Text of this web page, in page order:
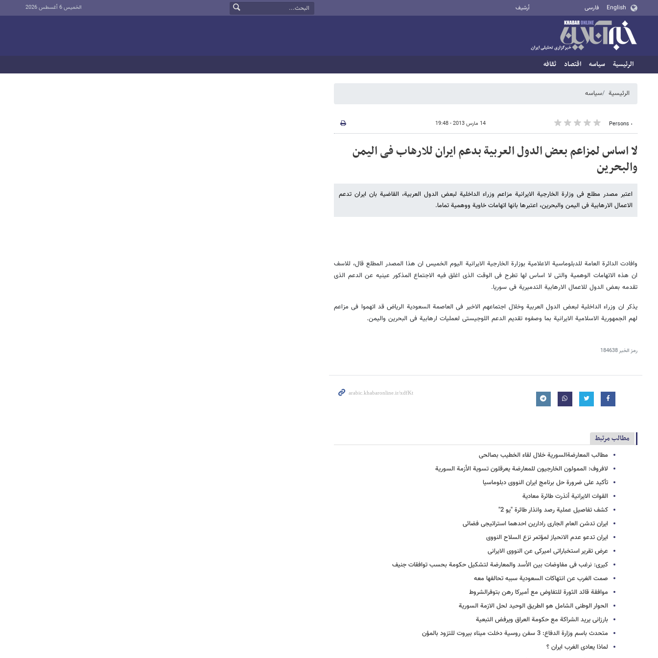
English فارسی أرشيف الخميس 6 أغسطس 2026
الرئيسية سیاسه اقتصاد ثقافه
الرئيسية سیاسه
٠ Persons 14 مارس 2013 - 19:48
لا اساس لمزاعم بعض الدول العربیة بدعم ایران للارهاب فی الیمن
والبحرین
اعتبر مصدر مطلع فی وزارة الخارجیة الایرانیة مزاعم وزراء الداخلیة لبعض الدول العربیة، القاضیة بان ایران تدعم
الاعمال الارهابیة فی الیمن والبحرین، اعتبرها بانها اتهامات خاویة ووهمیة تماما.
وافادت الدائرة العامة للدبلوماسیة الاعلامیة بوزارة الخارجیة الایرانیة الیوم الخمیس ان هذا المصدر المطلع قال، للاسف
ان هذه الاتهامات الوهمیة والتی لا اساس لها تطرح فی الوقت الذی اغلق فیه الاجتماع المذکور عینیه عن الدعم الذی
تقدمه بعض الدول للاعمال الارهابیة التدمیریة فی سوریا.
یذکر ان وزراء الداخلیة لبعض الدول العربیة وخلال اجتماعهم الاخیر فی العاصمة السعودیة الریاض قد اتهموا فی مزاعم
لهم الجمهوریة الاسلامیة الایرانیة بما وصفوه تقدیم الدعم اللوجیستی لعملیات ارهابیة فی البحرین والیمن.
رمز الخبر184638
مطالب مرتبط
مطالب المعارضةالسوریة خلال لقاء الخطیب بصالحی
لافروف: الممولون الخارجیون للمعارضة یعرقلون تسویة الأزمة السوریة
تأکید على ضرورة حل برنامج ایران النووی دبلوماسیا
القوات الایرانیة أنذرت طائرة معادیة
کشف تفاصیل عملیة رصد وانذار طائرة "یو 2"
ایران تدشن العام الجاری رادارین احدهما استراتیجی فضائی
ایران تدعو عدم الانحیاز لمؤتمر نزع السلاح النووی
عرض تقریر استخباراتی امیرکی عن النووی الایرانی
کیری: نرغب فی مفاوضات بین الأسد والمعارضة لتشکیل حکومة بحسب توافقات جنیف
صمت الغرب عن انتهاکات السعودیة سببه تحالفها معه
موافقة قائد الثورة للتفاوض مع أمیرکا رهن بتوفرالشروط
الحوار الوطنی الشامل هو الطریق الوحید لحل الازمة السوریة
بارزانی یرید الشراکة مع حکومة العراق ویرفض التبعیة
متحدث باسم وزارة الدفاع: 3 سفن روسیة دخلت میناء بیروت للتزود بالمؤن
لماذا یعادی الغرب ایران ؟